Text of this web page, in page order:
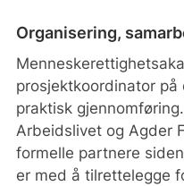
Organisering,
prosjektkoordinator
praktisk
Arbeidslivet og Agder
formelle partnere
er med å tilrettelegge